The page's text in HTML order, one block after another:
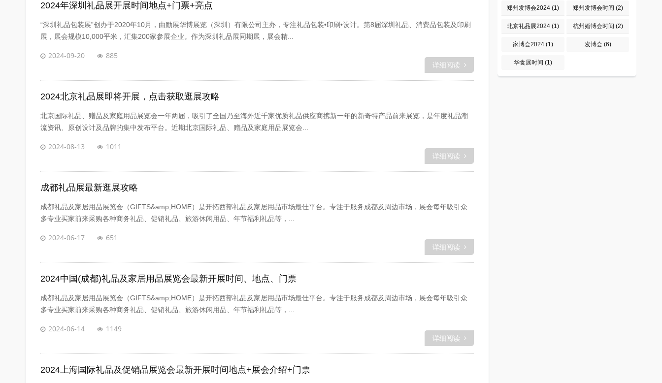
2024年深圳礼品展开展时间地点+门票+亮点
“深圳礼品包装展”创办于2020年10月，由励展华博展览（深圳）有限公司主办，专注礼品包装•印刷•设计。第8届深圳礼品、消费品包装及印刷
展，展会规模10,000平米，汇集200家参展企业。作为深圳礼品展同期展，展会精...
2024-09-20 885
详细阅读
2024北京礼品展即将开展，点击获取逛展攻略
北京国际礼品、赠品及家庭用品展览会一年两届，吸引了全国乃至海外近千家优质礼品供应商携新一年的新奇特产品前来展览，是年度礼品潮
流资讯、原创设计及品牌的集中发布平台。近期北京国际礼品、赠品及家庭用品展览会...
2024-08-13 1011
详细阅读
成都礼品展最新逛展攻略
成都礼品及家居用品展览会（GIFTS&amp;HOME）是开拓西部礼品及家居用品市场最佳平台。专注于服务成都及周边市场，展会每年吸引众
多专业买家前来采购各种商务礼品、促销礼品、旅游休闲用品、年节福利礼品等，...
2024-06-17 651
详细阅读
2024中国(成都)礼品及家居用品展览会最新开展时间、地点、门票
成都礼品及家居用品展览会（GIFTS&amp;HOME）是开拓西部礼品及家居用品市场最佳平台。专注于服务成都及周边市场，展会每年吸引众
多专业买家前来采购各种商务礼品、促销礼品、旅游休闲用品、年节福利礼品等，...
2024-06-14 1149
详细阅读
2024上海国际礼品及促销品展览会最新开展时间地点+展会介绍+门票
郑州发博会2024(1) 郑州发博会时间 (2)
北京礼品展2024(1) 杭州婚博会时间 (2)
家博会2024(1) 发博会(6)
华食展时间 (1)